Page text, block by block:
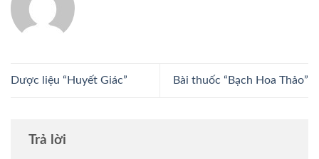
Dược liệu “Huyết Giác” Bài thuốc “Bạch Hoa Thảo”
Trả lời